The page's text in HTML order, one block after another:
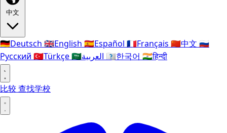
中文
🇩🇪Deutsch 🇬🇧English 🇪🇸Español 🇫🇷Français 🇨🇳中文 🇷🇺
Русский 🇹🇷Türkçe🇸🇦 🇰🇷한국어 🇮🇳हिन्दी
比较查找学校